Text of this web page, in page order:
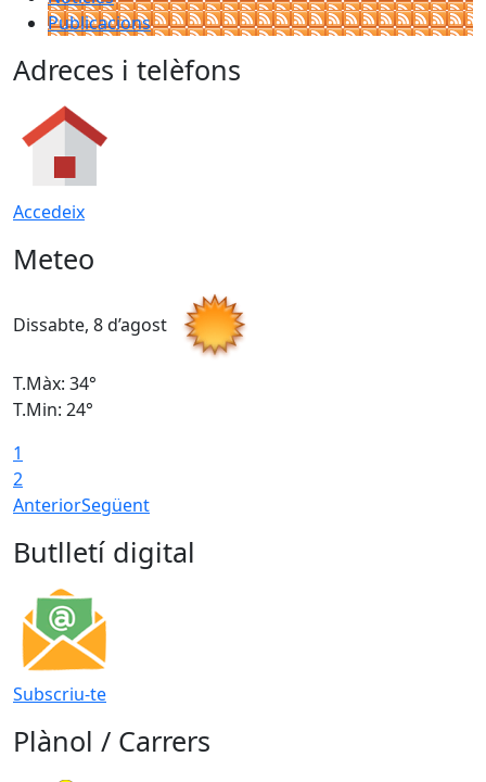
Publicacions
Adreces i telèfons
Accedeix
Meteo
Dissabte, 8 d’agost
T.Màx: 34°
T.Min: 24°
1
2
AnteriorSegüent
Butlletí digital
Subscriu-te
Plànol / Carrers